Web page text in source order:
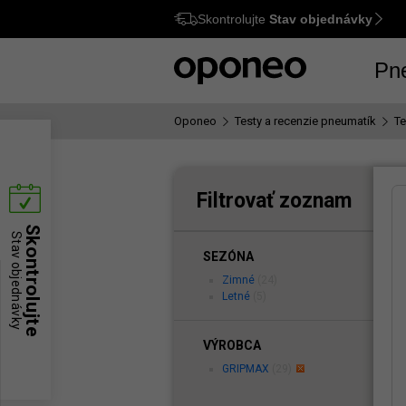
Ctrl M
Skontrolujte Stav objednávky
Oponeo Testy a recenzie pneumatík
Filtrovať zoznam
SEZÓNA
Zimné
Letné
VÝROBCA
GRIPMAX
Skontrolujte
Stav objednávky